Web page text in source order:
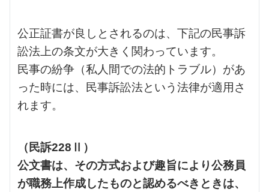
公正証書が良しとされるのは、下記の民事訴
訟法上の条文が大きく関わっています。
民事の紛争（私人間での法的トラブル）があ
った時には、民事訴訟法という法律が適用さ
れます。
（民訴228Ⅱ）
公文書は、その方式および趣旨により公務員
が職務上作成したものと認めるべきときは、